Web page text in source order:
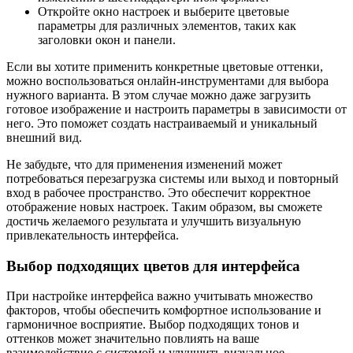
Откройте окно настроек и выберите цветовые
параметры для различных элементов, таких как
заголовки окон и панели.
Если вы хотите применить конкретные цветовые оттенки,
можно воспользоваться онлайн-инструментами для выбора
нужного варианта. В этом случае можно даже загрузить
готовое изображение и настроить параметры в зависимости от
него. Это поможет создать настраиваемый и уникальный
внешний вид.
Не забудьте, что для применения изменений может
потребоваться перезагрузка системы или выход и повторный
вход в рабочее пространство. Это обеспечит корректное
отображение новых настроек. Таким образом, вы сможете
достичь желаемого результата и улучшить визуальную
привлекательность интерфейса.
Выбор подходящих цветов для интерфейса
При настройке интерфейса важно учитывать множество
факторов, чтобы обеспечить комфортное использование и
гармоничное восприятие. Выбор подходящих тонов и
оттенков может значительно повлиять на ваше